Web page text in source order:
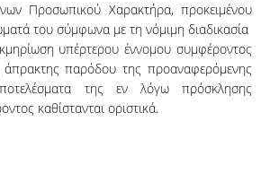
Προσωπικού Χαρακτήρα, προκειμένου
του σύμφωνα με τη νόμιμη διαδικασία
υπέρτερου έννομου συμφέροντος
παρόδου της προαναφερόμενης
της εν λόγω πρόσκλησης
καθίστανται οριστικά.